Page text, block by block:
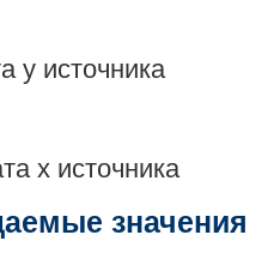
y источника
x источника
значения